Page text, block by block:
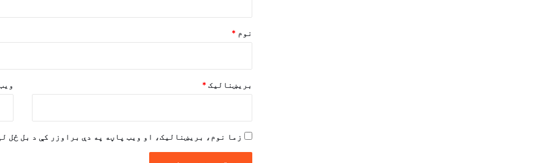
نوم *
بریښنالیک *
زما نوم، بریښنالیک، او ویب پاڼه په دې براوزر کې د بل ځل